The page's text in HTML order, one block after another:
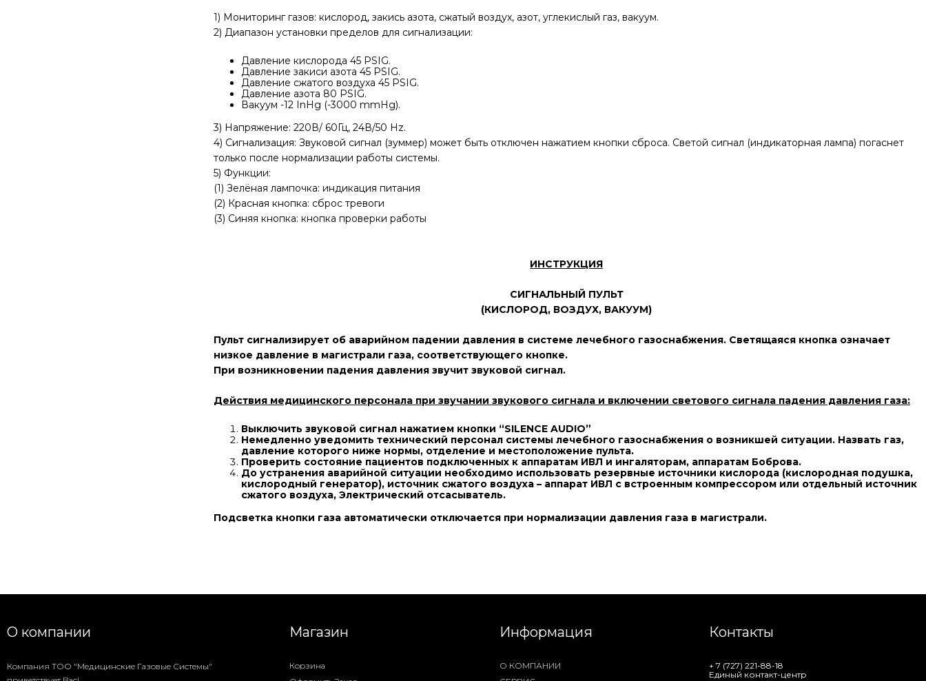
1) Мониторинг газов: кислород, закись азота, сжатый воздух, азот, углекислый газ, вакуум.
2) Диапазон установки пределов для сигнализации:
Давление кислорода 45 PSIG.
Давление закиси азота 45 PSIG.
Давление сжатого воздуха 45 PSIG.
Давление азота 80 PSIG.
Вакуум -12 InHg (-3000 mmHg).
3) Напряжение: 220В/ 60Гц, 24В/50 Hz.
4) Сигнализация: Звуковой сигнал (зуммер) может быть отключен нажатием кнопки сброса. Светой сигнал (индикаторная лампа) погаснет
только после нормализации работы системы.
5) Функции:
(1) Зелёная лампочка: индикация питания
(2) Красная кнопка: сброс тревоги
(3) Синяя кнопка: кнопка проверки работы
ИНСТРУКЦИЯ
СИГНАЛЬНЫЙ ПУЛЬТ
(КИСЛОРОД, ВОЗДУХ, ВАКУУМ)
Пульт сигнализирует об аварийном падении давления в системе лечебного газоснабжения. Светящаяся кнопка означает
низкое давление в магистрали газа, соответствующего кнопке.
При возникновении падения давления звучит звуковой сигнал.
Действия медицинского персонала при звучании звукового сигнала и включении светового сигнала падения давления газа:
Выключить звуковой сигнал нажатием кнопки “SILENCE AUDIO”
Немедленно уведомить технический персонал системы лечебного газоснабжения о возникшей ситуации. Назвать газ,
давление которого ниже нормы, отделение и местоположение пульта.
Проверить состояние пациентов подключенных к аппаратам ИВЛ и ингаляторам, аппаратам Боброва.
До устранения аварийной ситуации необходимо использовать резервные источники кислорода (кислородная подушка,
кислородный генератор), источник сжатого воздуха – аппарат ИВЛ с встроенным компрессором или отдельный источник
сжатого воздуха, Электрический отсасыватель.
Подсветка кнопки газа автоматически отключается при нормализации давления газа в магистрали.
О компании
Компания ТОО "Медицинские Газовые Системы"
Магазин
Корзина
Информация
О КОМПАНИИ
Контакты
+ 7 (727) 221-88-18
Единый контакт-центр